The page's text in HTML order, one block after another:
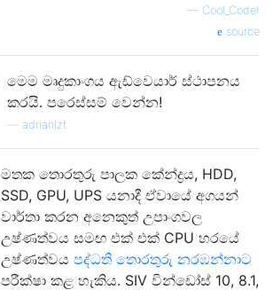
— Cool_Coder
source
මෙම මෘදුකාංගය ඇඩ්වෙයාර් ස්ථාපනය
කරයි. පරෙස්සම් වෙන්න!
adrianlzt
මතක තොරතුරු පාලක කේන්ද්‍රය, HDD,
SSD, GPU, UPS යනාදී ඒවායේ අගයන්
වාර්තා කරන අනෙකුත් උපාංගවල
උෂ්ණත්වය සමඟ එක් එක් CPU හරයේ
උෂ්ණත්වය පද්ධති තොරතුරු නරඹන්නාට
පරීක්ෂා කළ හැකිය. SIV වින්ඩෝස් 10, 8.1,